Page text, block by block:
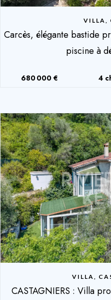
VILLA,
Carcès, élégante bastide
piscine à
680 000 € 4
VILLA,
CASTAGNIERS : Villa